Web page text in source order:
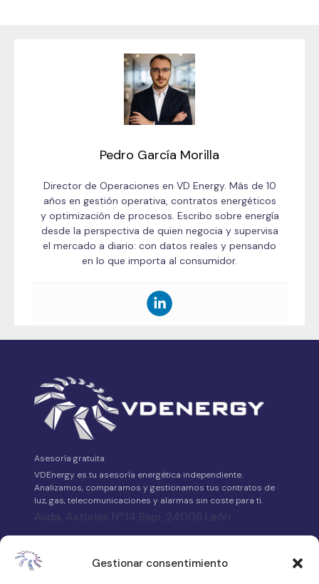
Gestionar consentimiento
Pedro García Morilla
Director de Operaciones en VD Energy. Más de 10
años en gestión operativa, contratos energéticos
y optimización de procesos. Escribo sobre energía
desde la perspectiva de quien negocia y supervisa
el mercado a diario: con datos reales y pensando
en lo que importa al consumidor.
Asesoría gratuita
VDEnergy es tu asesoría energética independiente.
Analizamos, comparamos y gestionamos tus contratos de
luz, gas, telecomunicaciones y alarmas sin coste para ti.
Avda. Asturias Nº14 Bajo, 24008 León
·